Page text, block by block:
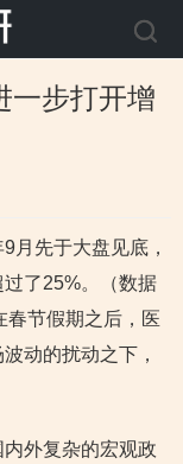
一步打开增
月先于大盘见底，
了25%。（数据
春节假期之后，医
动的扰动之下，
外复杂的宏观政